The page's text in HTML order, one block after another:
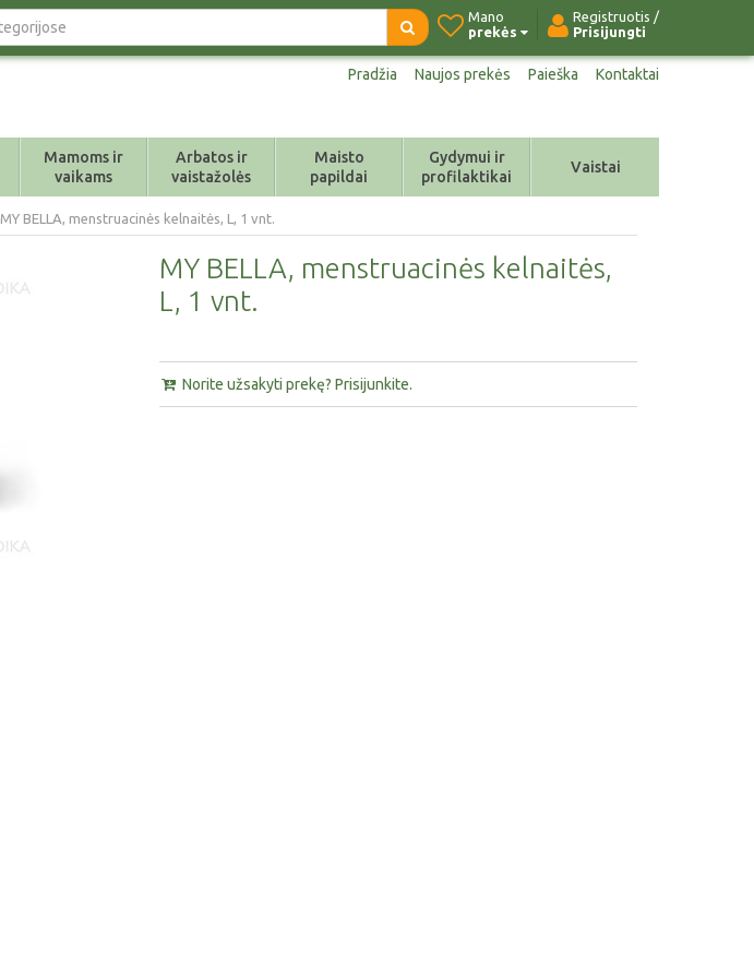
Registruotis /
Prisijungti
Mano
prekės
Pradžia Naujos prekės Paieška Kontaktai
Mamoms ir
vaikams
Arbatos ir
vaistažolės
Maisto
papildai
Gydymui ir
profilaktikai
Vaistai
MY BELLA, menstruacinės kelnaitės, L, 1 vnt.
MY BELLA, menstruacinės kelnaitės,
L, 1 vnt.
Norite užsakyti prekę? Prisijunkite.